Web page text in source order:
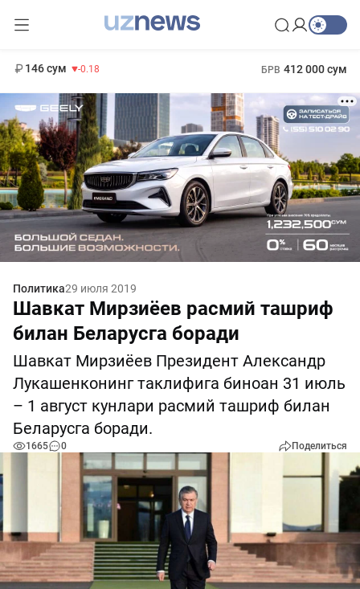
146 сум -0.18 БРВ 412 000 сум
Политика29 июля 2019
Шавкат Мирзиёев расмий ташриф
билан Беларусга боради
Шавкат Мирзиёев Президент Александр
Лукашенконинг таклифига биноан 31 июль
– 1 август кунлари расмий ташриф билан
Беларусга боради.
1665 0 Поделиться